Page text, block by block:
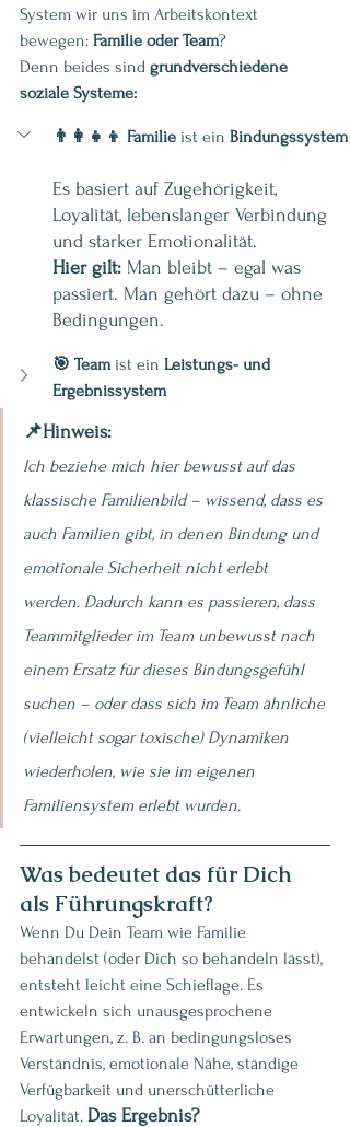
System wir uns im Arbeitskontext
bewegen: Familie oder Team?
Denn beides sind grundverschiedene
soziale Systeme:
👨‍👩‍👧‍👦 Familie ist ein Bindungssystem
Es basiert auf Zugehörigkeit,
Loyalität, lebenslanger Verbindung
und starker Emotionalität.
Hier gilt: Man bleibt – egal was
passiert. Man gehört dazu – ohne
Bedingungen.
🎯 Team ist ein Leistungs- und
Ergebnissystem
📌Hinweis:
Ich beziehe mich hier bewusst auf das
klassische Familienbild – wissend, dass es
auch Familien gibt, in denen Bindung und
emotionale Sicherheit nicht erlebt
werden. Dadurch kann es passieren, dass
Teammitglieder im Team unbewusst nach
einem Ersatz für dieses Bindungsgefühl
suchen – oder dass sich im Team ähnliche
(vielleicht sogar toxische) Dynamiken
wiederholen, wie sie im eigenen
Familiensystem erlebt wurden.
Was bedeutet das für Dich
als Führungskraft?
Wenn Du Dein Team wie Familie
behandelst (oder Dich so behandeln lässt),
entsteht leicht eine Schieflage. Es
entwickeln sich unausgesprochene
Erwartungen, z. B. an bedingungsloses
Verständnis, emotionale Nähe, ständige
Verfügbarkeit und unerschütterliche
Loyalität. Das Ergebnis?